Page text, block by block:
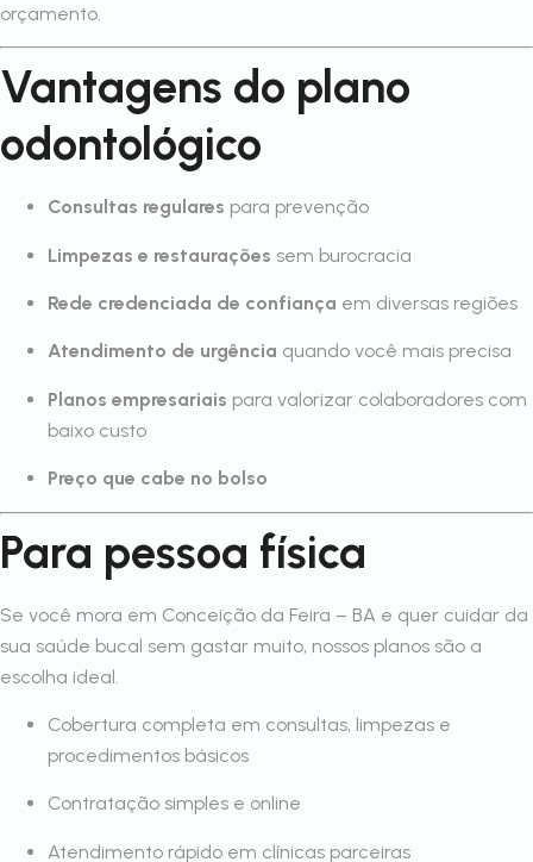
orçamento.
Vantagens do plano
odontológico
Consultas regulares para prevenção
Limpezas e restaurações sem burocracia
Rede credenciada de confiança em diversas regiões
Atendimento de urgência quando você mais precisa
Planos empresariais para valorizar colaboradores com
baixo custo
Preço que cabe no bolso
Para pessoa física
Se você mora em Conceição da Feira – BA e quer cuidar da
sua saúde bucal sem gastar muito, nossos planos são a
escolha ideal.
Cobertura completa em consultas, limpezas e
procedimentos básicos
Contratação simples e online
Atendimento rápido em clínicas parceiras